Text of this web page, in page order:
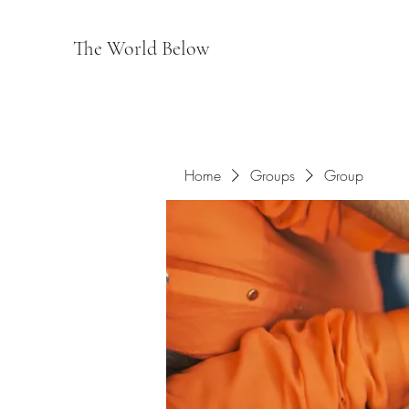
The World Below
Home Groups Group